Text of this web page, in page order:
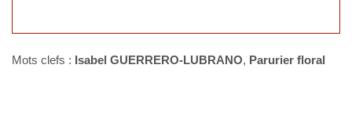
Mots clefs : Isabel GUERRERO-LUBRANO, Parurier floral